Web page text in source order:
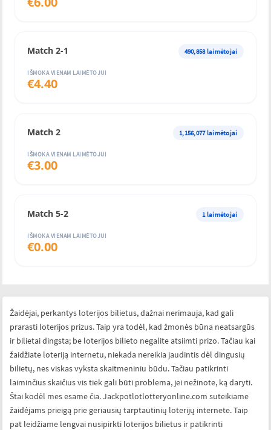
Match 2-1 490,858 laimėtojai
IŠMOKA VIENAM LAIMĖTOJUI
€4.40
Match 2 1,156,077 laimėtojai
IŠMOKA VIENAM LAIMĖTOJUI
€3.00
Match 5-2 1 laimėtojai
IŠMOKA VIENAM LAIMĖTOJUI
€0.00
Žaidėjai, perkantys loterijos bilietus, dažnai nerimauja, kad gali
prarasti loterijos prizus. Taip yra todėl, kad žmonės būna neatsargūs
ir bilietai dingsta; be loterijos bilieto negalite atsiimti prizo. Tačiau kai
žaidžiate loteriją internetu, niekada nereikia jaudintis dėl dingusių
bilietų, nes viskas vyksta skaitmeniniu būdu. Tačiau patikrinti
laiminčius skaičius vis tiek gali būti problema, jei nežinote, ką daryti.
Štai kodėl mes esame čia. Jackpotlotlotteryonline.com suteikiame
žaidėjams prieigą prie geriausių tarptautinių loterijų internete. Taip
pat leidžiame lengvai nusipirkti loterijos bilietus ir patikrinti